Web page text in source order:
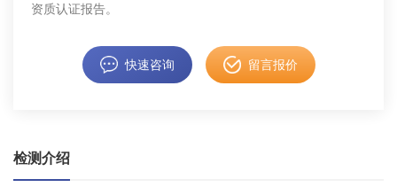
资质认证报告。
快速咨询 留言报价
检测介绍